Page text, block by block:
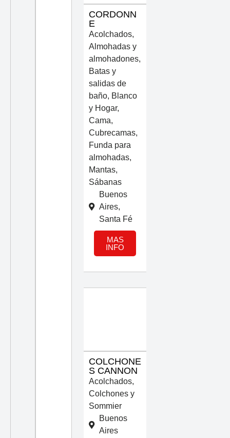
CORDONN
E
Acolchados,
Almohadas y
almohadones,
Batas y
salidas de
baño, Blanco
y Hogar,
Cama,
Cubrecamas,
Funda para
almohadas,
Mantas,
Sábanas
Buenos
Aires,
Santa Fé
MAS
INFO
COLCHONE
S CANNON
Acolchados,
Colchones y
Sommier
Buenos
Aires